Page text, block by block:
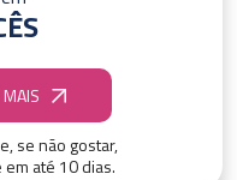
se não gostar,
até 10 dias.